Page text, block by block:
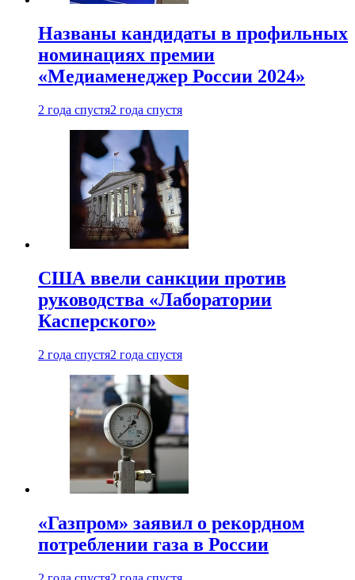
Названы кандидаты в профильных
номинациях премии
«Медиаменеджер России 2024»
2 года спустя2 года спустя
США ввели санкции против
руководства «Лаборатории
Касперского»
2 года спустя2 года спустя
«Газпром» заявил о рекордном
потреблении газа в России